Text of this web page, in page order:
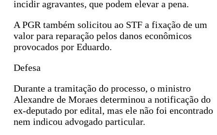
incidir agravantes, que podem elevar a pena.
A PGR também solicitou ao STF a fixação de um
valor para reparação pelos danos econômicos
provocados por Eduardo.
Defesa
Durante a tramitação do processo, o ministro
Alexandre de Moraes determinou a notificação do
ex-deputado por edital, mas ele não foi encontrado
nem indicou advogado particular.